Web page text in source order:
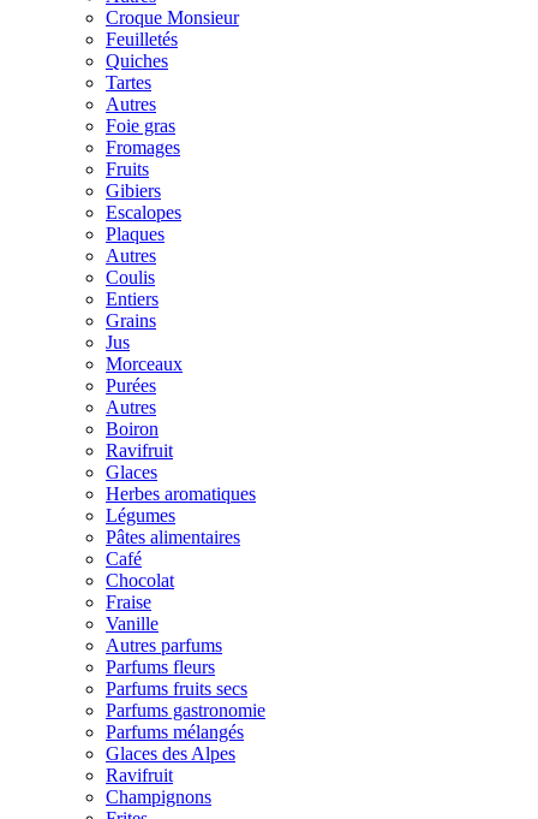
Croque Monsieur
Feuilletés
Quiches
Tartes
Autres
Foie gras
Fromages
Fruits
Gibiers
Escalopes
Plaques
Autres
Coulis
Entiers
Grains
Jus
Morceaux
Purées
Autres
Boiron
Ravifruit
Glaces
Herbes aromatiques
Légumes
Pâtes alimentaires
Café
Chocolat
Fraise
Vanille
Autres parfums
Parfums fleurs
Parfums fruits secs
Parfums gastronomie
Parfums mélangés
Glaces des Alpes
Ravifruit
Champignons